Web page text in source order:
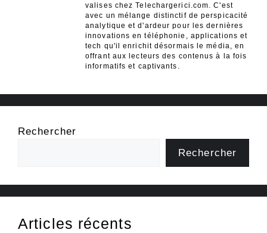
valises chez Telechargerici.com. C'est
avec un mélange distinctif de perspicacité
analytique et d'ardeur pour les dernières
innovations en téléphonie, applications et
tech qu'il enrichit désormais le média, en
offrant aux lecteurs des contenus à la fois
informatifs et captivants.
Rechercher
Rechercher
Articles récents